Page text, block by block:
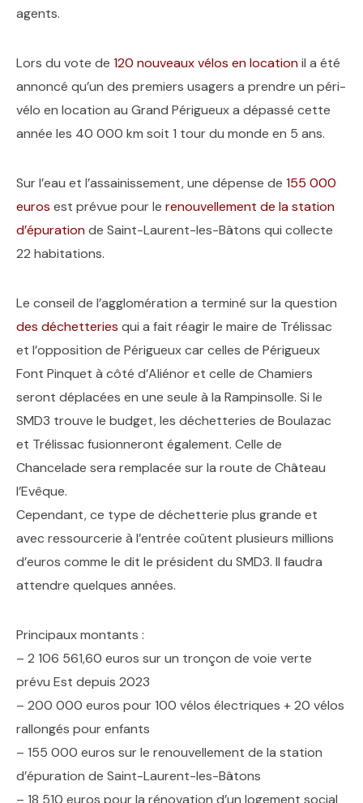
agents.
Lors du vote de 120 nouveaux vélos en locationil a été
annoncé qu’un des premiers usagers a prendre un péri-
vélo en location au Grand Périgueux a dépassé cette
année les 40 000 km soit 1 tour du monde en 5 ans.
Sur l’eau et l’assainissement, une dépense de 155 000
euros est prévue pour le renouvellement de la station
d’épurationde Saint-Laurent-les-Bâtons qui collecte
22 habitations.
Le conseil de l’agglomération a terminé sur la question
des déchetteries qui a fait réagir le maire de Trélissac
et l’opposition de Périgueux car celles de Périgueux
Font Pinquet à côté d’Aliénor et celle de Chamiers
seront déplacées en une seule à la Rampinsolle. Si le
SMD3 trouve le budget, les déchetteries de Boulazac
et Trélissac fusionneront également. Celle de
Chancelade sera remplacée sur la route de Château
l’Evêque.
Cependant, ce type de déchetterie plus grande et
avec ressourcerie à l’entrée coûtent plusieurs millions
d’euros comme le dit le président du SMD3. Il faudra
attendre quelques années.
Principaux montants :
– 2 106 561,60 euros sur un tronçon de voie verte
prévu Est depuis 2023
– 200 000 euros pour 100 vélos électriques + 20 vélos
rallongés pour enfants
– 155 000 euros sur le renouvellement de la station
d’épuration de Saint-Laurent-les-Bâtons
– 18 510 euros pour la rénovation d’un logement social